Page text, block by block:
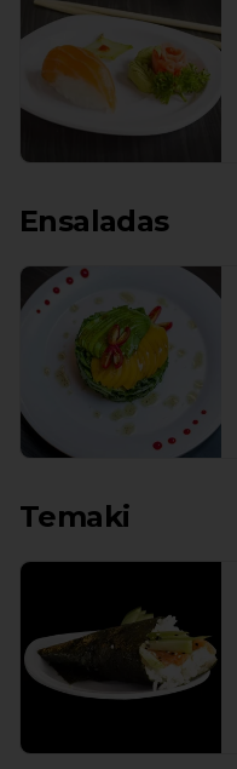
Ensaladas
Temaki